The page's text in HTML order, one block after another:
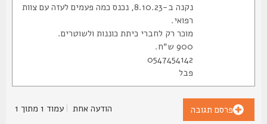
נקנה ב-8.10.23, נכנס כמה פעמים לעזה עם צוות
רפואי.
מוכר רק לחברי כיתת כוננות ולשוטרים.
0547454142
פרסם תגובה הודעה אחת |עמוד1מתוך1